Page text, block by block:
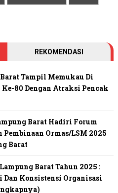
REKOMENDASI
Tampil Memukau Di
Ke-80 Dengan Atraksi Pencak
Barat Hadiri Forum
Ormas/LSM 2025
Barat
Barat Tahun 2025 :
Konsistensi Organisasi